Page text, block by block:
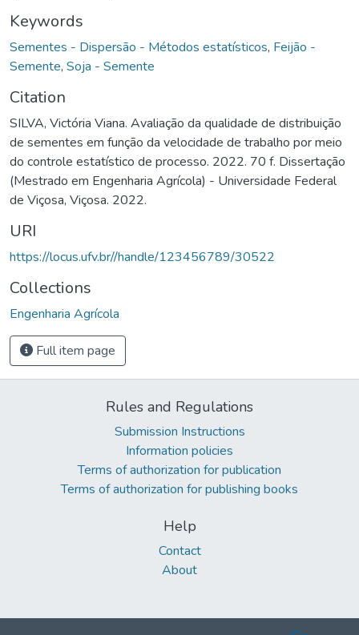
Keywords
Sementes - Dispersão - Métodos estatísticos, Feijão -
Semente, Soja - Semente
Citation
SILVA, Victória Viana. Avaliação da qualidade de distribuição
de sementes em função da velocidade de trabalho por meio
do controle estatístico de processo. 2022. 70 f. Dissertação
(Mestrado em Engenharia Agrícola) - Universidade Federal
de Viçosa, Viçosa. 2022.
URI
https://locus.ufv.br//handle/123456789/30522
Collections
Engenharia Agrícola
Full item page
Rules and Regulations
Submission Instructions
Information policies
Terms of authorization for publication
Terms of authorization for publishing books
Help
Contact
About